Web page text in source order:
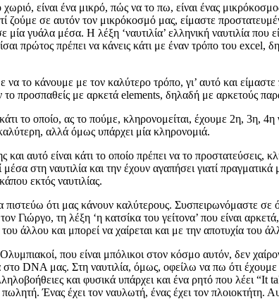
χωριό, είναι ένα μικρό, πώς να το πω, είναι ένας
ζούμε σε αυτόν τον μικρόκοσμό μας, είμαστε
γυάλα μέσα. Η λέξη ‘ναυτιλία’ ελληνική ναυτιλία που
πρώτος πρέπει να κάνεις κάτι με έναν τρόπο του excel,
το κάνουμε με τον καλύτερο τρόπο, γι’ αυτό και είμαστε
το προσπαθείς με αρκετά elements, δηλαδή με αρκετούς
το οποίο, ας το πούμε, κληρονομείται, έχουμε 2η, 3η,
καλύτερη, αλλά όμως υπάρχει μία κληρονομιά.
αυτό είναι κάτι το οποίο πρέπει να το προστατεύσεις,
στη ναυτιλία και την έχουν αγαπήσει γιατί
εκτός ναυτιλίας.
ότι μας κάνουν καλύτερους. Συσπειρωνόμαστε σε
Γιώργο, τη λέξη ‘η κατσίκα του γείτονα’ που είναι
άλλου και μπορεί να χαίρεται και με την αποτυχία του
που είναι μπόλικοι στον κόσμο αυτόν, δεν
στο DNA μας. Στη ναυτιλία, όμως, οφείλω να πω ότι
και φυσικά υπάρχει και ένα ρητό που λέει “It
Ένας έχει τον ναυλωτή, ένας έχει τον πλοιοκτήτη.